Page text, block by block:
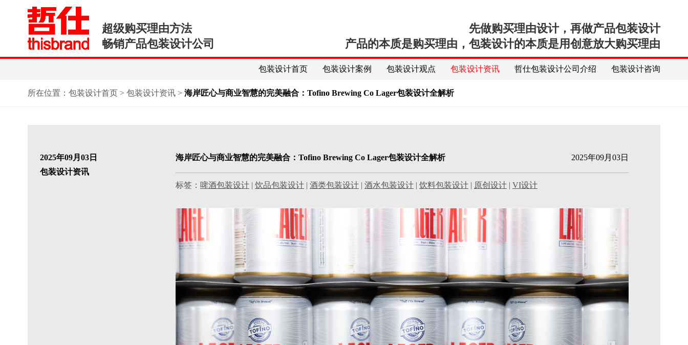
超级购买理由方法
畅销产品包装设计公司
先做购买理由设计，再做产品包装设计
产品的本质是购买理由，包装设计的本质是用创意放大购买理由
包装设计首页 包装设计案例 包装设计观点 包装设计资讯 哲仕包装设计公司介绍 包装设计咨询
所在位置： 包装设计首页> 包装设计资讯> 海岸匠心与商业智慧的完美融合：Tofino Brewing Co Lager包装设计全解析
2025年09月03日
包装设计资讯
海岸匠心与商业智慧的完美融合：Tofino Brewing Co Lager包装设计全解析 2025年09月03日
标签： 啤酒包装设计| 饮品包装设计| 酒类包装设计| 酒水包装设计| 饮料包装设计| 原创设计| VI设计